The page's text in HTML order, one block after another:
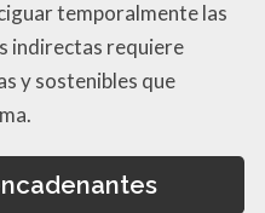
temporalmente las
indirectas requiere
y sostenibles que